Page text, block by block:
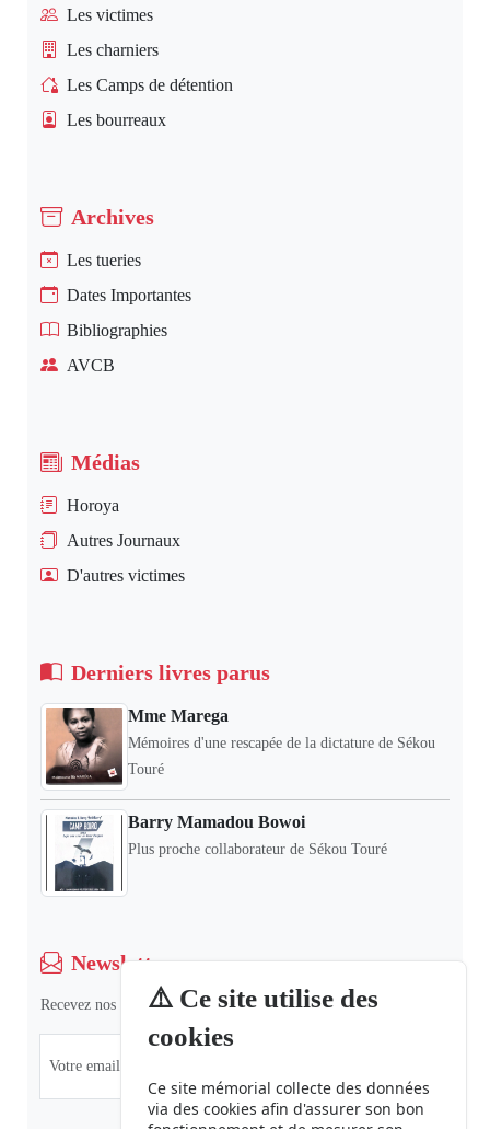
⚠️ Ce site utilise des
cookies
Ce site mémorial collecte des données
via des cookies afin d'assurer son bon
Les victimes
Les charniers
Les Camps de détention
Les bourreaux
Archives
Les tueries
Dates Importantes
Bibliographies
AVCB
Médias
Horoya
Autres Journaux
D'autres victimes
Derniers livres parus
Mme Marega
Mémoires d'une rescapée de la dictature de Sékou
Touré
Barry Mamadou Bowoi
Plus proche collaborateur de Sékou Touré
Newsletter
Recevez nos dernières informations et actualités.